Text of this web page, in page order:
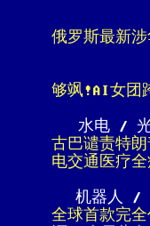
俄罗斯最新
够飒!AI女团
水电 /
古巴谴责特
电交通医疗
机器人 /
全球首款完